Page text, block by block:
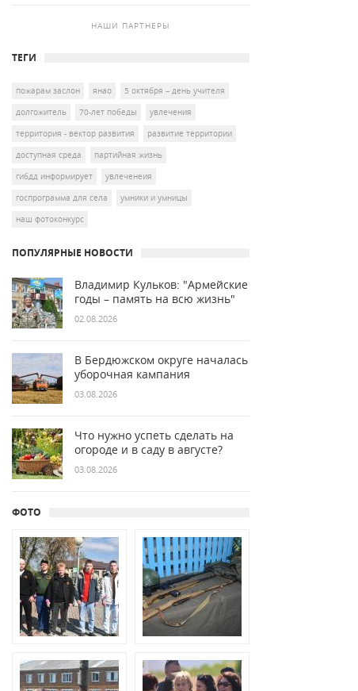
НАШИ ПАРТНЕРЫ
ТЕГИ
пожарам заслон янао
5 октября – день учителя
долгожитель
70-лет победы
увлечения
территория - вектор развития
развитие территории
доступная среда
партийная жизнь
гибдд информирует
увлеченеия
госпрограмма для села
умники и умницы
наш фотоконкурс
ПОПУЛЯРНЫЕ НОВОСТИ
Владимир Кульков: "Армейские
годы – память на всю жизнь"
02.08.2026
В Бердюжском округе началась
уборочная кампания
03.08.2026
Что нужно успеть сделать на
огороде и в саду в августе?
03.08.2026
ФОТО